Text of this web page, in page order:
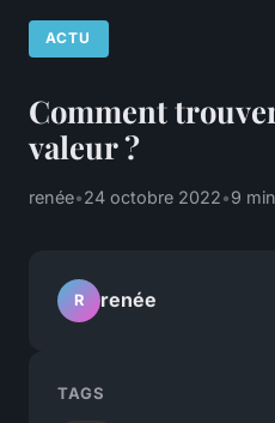
ACTU
Comment
valeur ?
renée•24 octobre 2022•9
R renée
TAGS